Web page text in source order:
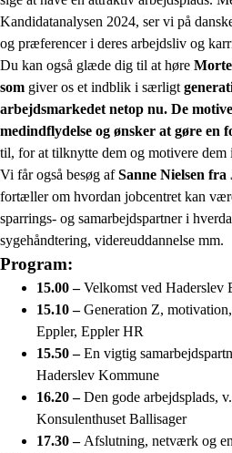
Kandidatanalysen 2024, ser vi på
og præferencer i deres arbejdsliv og
Du kan også glæde dig til at høre
som giver os et indblik i særligt
arbejdsmarkedet netop nu. De
medindflydelse og ønsker at gøre en
til, for at tilknytte dem og motivere dem
Vi får også besøg afSanne Nielsen
fortæller om hvordan jobcentret kan
sparrings- og samarbejdspartner i
sygehåndtering, videreuddannelse mm.
Program:
15.00 –Velkomst ved Haderslev
15.10 –Generation Z,
Eppler, Eppler HR
15.50 –En vigtig
Haderslev Kommune
16.20 –Den gode arbejdsplads,
Konsulenthuset Ballisager
17.30 – Afslutning, netværk og